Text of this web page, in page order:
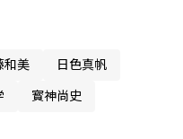
和美 日色真帆
寳神尚史